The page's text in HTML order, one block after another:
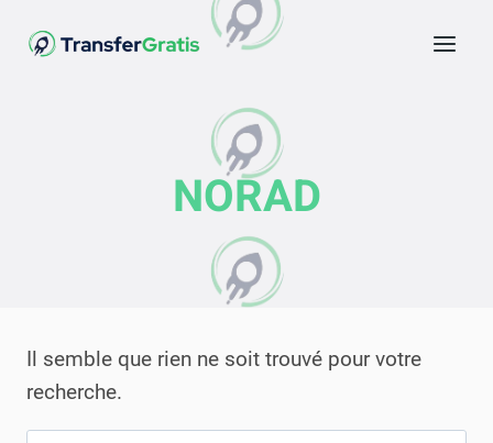
NORAD
Il semble que rien ne soit trouvé pour votre
recherche.